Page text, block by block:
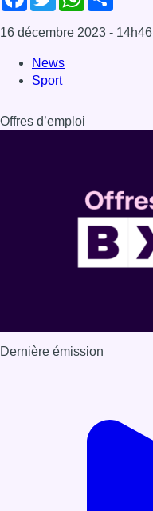
16 décembre 2023 - 14h46
News
Sport
Offres d’emploi
Dernière émission